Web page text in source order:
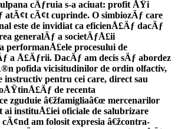
cÄƒruia s-a aciuat: profit ÅŸi
atÃ¢t cÃ¢t cuprinde. O simbiozÄƒ care
este de invidiat ca eficienÅ£Äƒ dacÄƒ
generalÄƒ a societÄƒÅ£ii
procesului de
a Å£Äƒrii. DacÄƒ am decis sÄƒ abordez
pofida vicisitudinilor de ordin olfactiv,
instructiv pentru cei care, direct sau
de recenta
zguduie â€žfamigliaâ€œ mercenarilor
ai instituÅ£iei oficiale de salubrizare
am folosit expresia â€žcontra-